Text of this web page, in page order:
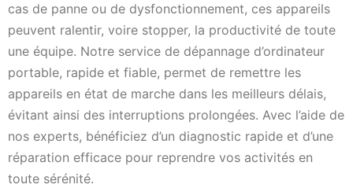
cas de panne ou de dysfonctionnement, ces appareils
peuvent ralentir, voire stopper, la productivité de toute
une équipe. Notre service de dépannage d’ordinateur
portable, rapide et fiable, permet de remettre les
appareils en état de marche dans les meilleurs délais,
évitant ainsi des interruptions prolongées. Avec l’aide de
nos experts, bénéficiez d’un diagnostic rapide et d’une
réparation efficace pour reprendre vos activités en
toute sérénité.